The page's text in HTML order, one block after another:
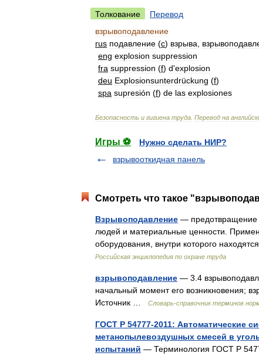
Толкование
Перевод
взрывоподавление
rus подавление (с) взрыва
eng explosion suppression
fra suppression (f) d'explosion
deu Explosionsunterdrückung (f)
spa supresión (f) de las explosiones
Безопасность и гигиена труда Перевод на
Игры ⚽
Нужно сделать НИР?
взрывооткидная панель
Смотреть что такое
Взрывоподавление — предотвращение
людей и материальные ценности.
оборудования, внутри которого
Российская энциклопедия по охране труда
взрывоподавление — 3.4
начальный момент его возникновения;
Источник …
Словарь-справочник терминов
ГОСТ Р 54777-2011: Автоматические
метанопылевоздушных смесей в
испытаний — Терминология ГОСТ Р